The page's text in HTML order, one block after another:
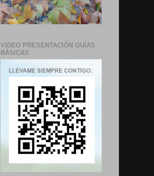
VIDEO PRESENTACIÓN GUÍAS
BÁSICAS